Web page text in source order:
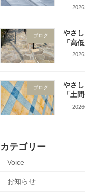
ブログ
やさ
「高
ブログ
やさ
「土
カテゴリー
Voice
お知らせ